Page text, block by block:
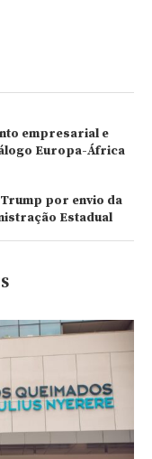
empresarial e
Europa-África
por envio da
Estadual